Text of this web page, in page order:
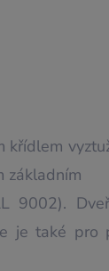
základním
9002).
je také pro